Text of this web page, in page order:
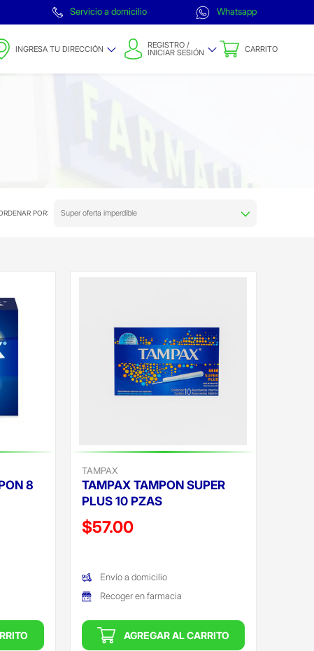
Servicio a domicilio Whatsapp
INGRESA TU DIRECCIÓN REGISTRO /
INICIAR SESIÓN CARRITO
POR: Super oferta imperdible
8
TAMPAX
TAMPAX TAMPON SUPER
PLUS 10 PZAS
Precio reducido de
$57.00
Envío a domicilio
Recoger en farmacia
AGREGAR AL CARRITO